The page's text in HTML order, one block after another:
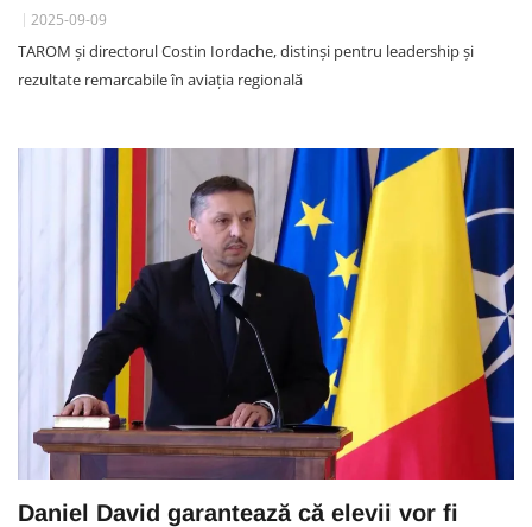
2025-09-09
TAROM și directorul Costin Iordache, distinși pentru leadership și
rezultate remarcabile în aviația regională
Daniel David garantează că elevii vor fi